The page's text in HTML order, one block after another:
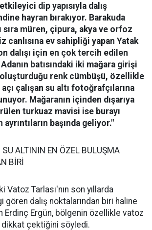
dip yapısıyla dalış
hayran bırakıyor. Barakuda
sıra müren, çipura, akya ve orfoz
canlısına ev sahipliği yapan Yatak
dalışı için en çok tercih edilen
batısındaki iki mağara girişi
renk cümbüşü, özellikle
çalışan su altı fotoğrafçılarına
Mağaranın içinden dışarıya
turkuaz mavisi ise burayı
başında geliyor."
ALTININ EN ÖZEL BULUŞMA
BİRİ
Vatoz Tarlası'nın son yıllarda
gören dalış noktalarından biri haline
Erdinç Ergün, bölgenin özellikle vatoz
çektiğini söyledi.